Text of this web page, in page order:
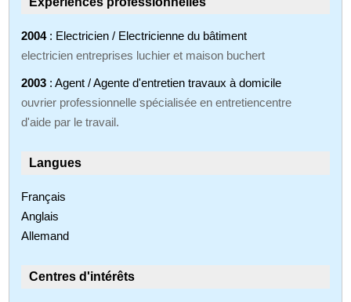
2004: Electricien / Electricienne du bâtiment
electricien entreprises luchier et maison buchert
2003 : Agent / Agente d'entretien travaux à domicile
ouvrier professionnelle spécialisée en entretiencentre
d'aide par le travail.
Langues
Français
Anglais
Allemand
Centres d'intérêts